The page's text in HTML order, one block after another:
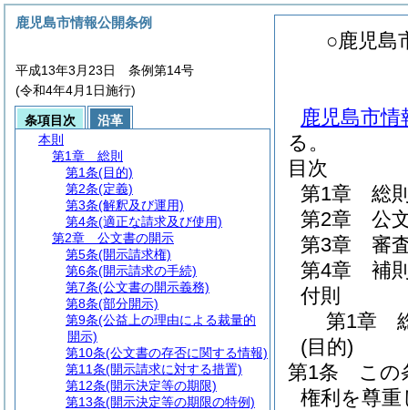
○鹿児島
鹿児島市情
る。
目次
第1章
総
第2章
公
第3章
審
第4章
補
付則
第1章
(目的)
第1条
この
権利を尊
鹿児島市情報公開条例
平成13年3月23日 条例第14号
(令和4年4月1日施行)
条項目次
沿革
本則
第1章
総則
第1条(目的)
第2条(定義)
第3条(解釈及び運用)
第4条(適正な請求及び使用)
第2章
公文書の開示
第5条(開示請求権)
第6条(開示請求の手続)
第7条(公文書の開示義務)
第8条(部分開示)
第9条(公益上の理由による裁量的
開示)
第10条(公文書の存否に関する情報)
第11条(開示請求に対する措置)
第12条(開示決定等の期限)
第13条(開示決定等の期限の特例)